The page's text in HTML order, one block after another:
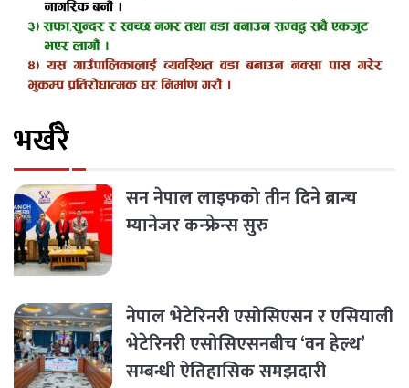
भर्खरै
सन नेपाल लाइफको तीन दिने ब्रान्च
म्यानेजर कन्फ्रेन्स सुरु
नेपाल भेटेरिनरी एसोसिएसन र एसियाली
भेटेरिनरी एसोसिएसनबीच ‘वन हेल्थ’
सम्बन्धी ऐतिहासिक समझदारी